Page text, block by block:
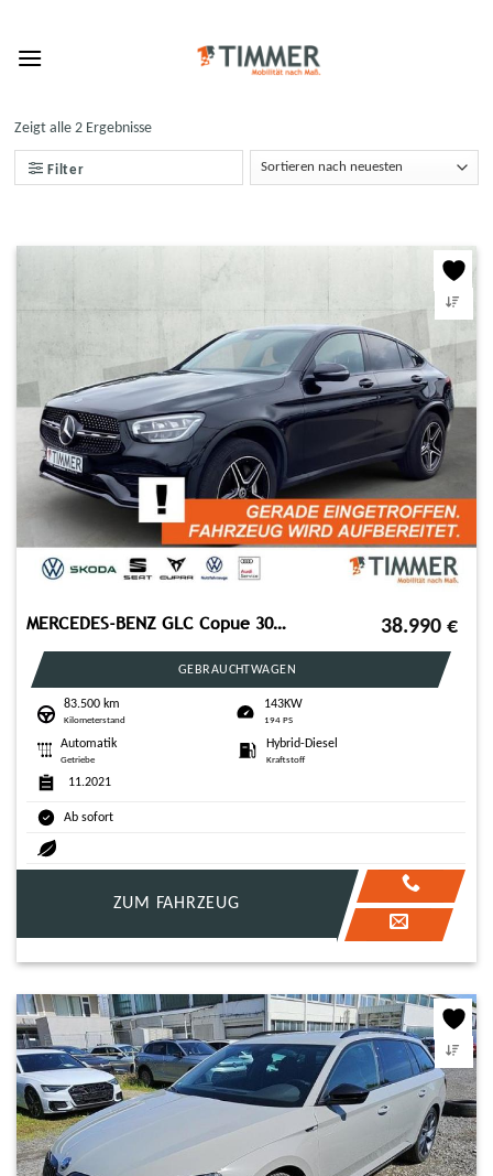
content
Filter
Zeigt alle 2 Ergebnisse
MERCEDES-BENZ GLC Copue 300 de 4Matic*AHK*RFK*LED*Night-Paket* 38.990 €
GEBRAUCHTWAGEN
83.500 km
Kilometerstand
143KW
194 PS
Automatik
Getriebe
Hybrid-Diesel
Kraftstoff
11.2021
Ab sofort
ZUM FAHRZEUG